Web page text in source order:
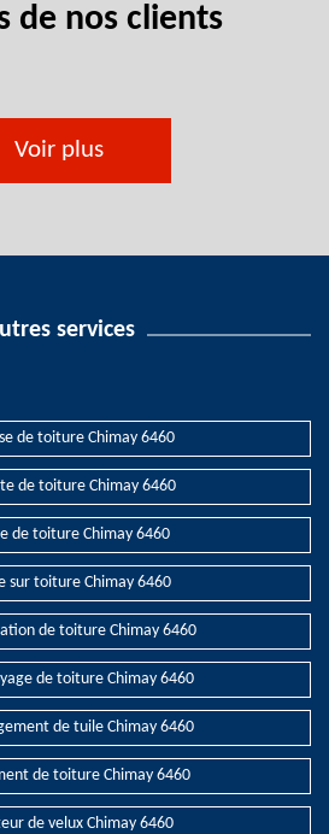
de nos clients
Voir plus
services
de toiture Chimay 6460
de toiture Chimay 6460
de toiture Chimay 6460
sur toiture Chimay 6460
de toiture Chimay 6460
de toiture Chimay 6460
de tuile Chimay 6460
de toiture Chimay 6460
de velux Chimay 6460